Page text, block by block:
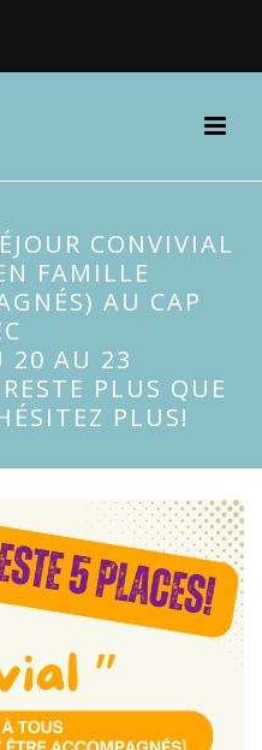
CONVIVIAL
FAMILLE
AU CAP
20 AU 23
PLUS QUE
PLUS!